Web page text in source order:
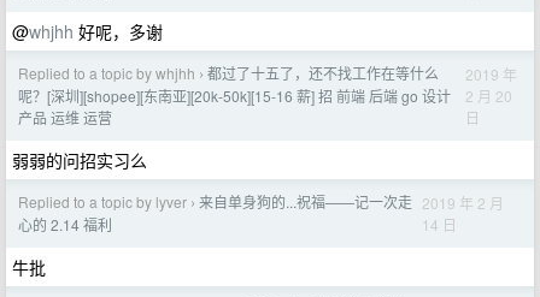
@whjhh 好呢，多谢
Replied to a topic by whjhh › 都过了十五了，还不找工作在等什么
呢？[深圳][shopee][东南亚][20k-50k][15-16 薪] 招 前端 后端 go 设计
产品 运维 运营
2019 年
2 月 20
日
弱弱的问招实习么
Replied to a topic by lyver › 来自单身狗的...祝福——记一次走
心的 2.14 福利
2019 年 2 月
14 日
牛批